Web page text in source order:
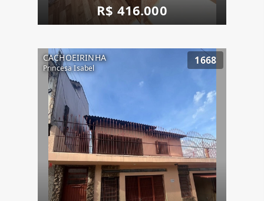
R$ 416.000
CACHOEIRINHA
Princesa Isabel
1668